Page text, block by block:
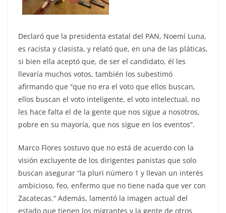
Declaró que la presidenta estatal del PAN, Noemí Luna,
es racista y clasista, y relató que, en una de las pláticas,
si bien ella aceptó que, de ser el candidato, él les
llevaría muchos votos, también los subestimó
afirmando que “que no era el voto que ellos buscan,
ellos buscan el voto inteligente, el voto intelectual, no
les hace falta el de la gente que nos sigue a nosotros,
pobre en su mayoría, que nos sigue en los eventos”.
Marco Flores sostuvo que no está de acuerdo con la
visión excluyente de los dirigentes panistas que solo
buscan asegurar “la pluri número 1 y llevan un interés
ambicioso, feo, enfermo que no tiene nada que ver con
Zacatecas.” Además, lamentó la imagen actual del
estado que tienen los migrantes y la gente de otros